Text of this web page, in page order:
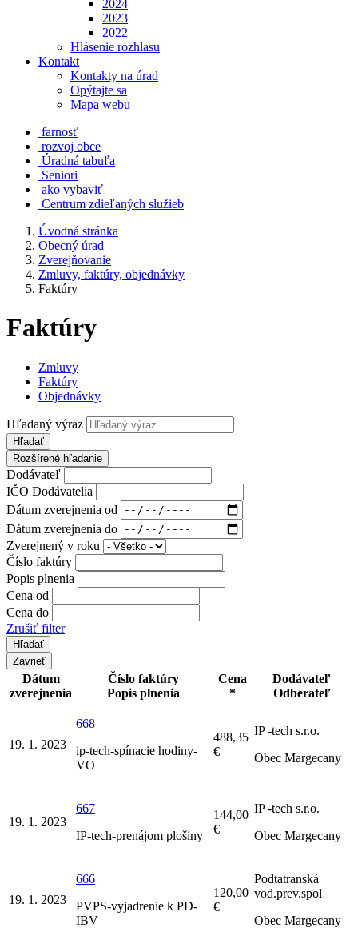
2024
2023
2022
Hlásenie rozhlasu
Kontakt
Kontakty na úrad
Opýtajte sa
Mapa webu
farnosť
rozvoj obce
Úradná tabuľa
Seniori
ako vybaviť
Centrum zdieľaných služieb
Úvodná stránka
Obecný úrad
Zverejňovanie
Zmluvy, faktúry, objednávky
Faktúry
Faktúry
Zmluvy
Faktúry
Objednávky
Hľadaný výraz
Hľadať
Rozšírené hľadanie
Dodávateľ
IČO Dodávatelia
Dátum zverejnenia od
Dátum zverejnenia do
Zverejnený v roku
Číslo faktúry
Popis plnenia
Cena od
Cena do
Zrušiť filter
Zavrieť
Dátum
zverejnenia
Číslo faktúry
Popis plnenia
Cena
*
Dodávateľ
Odberateľ
19. 1. 2023
668
ip-tech-spínacie hodiny-
VO
488,35
€
IP -tech s.r.o.
Obec Margecany
19. 1. 2023
667
IP-tech-prenájom plošiny
144,00
€
IP -tech s.r.o.
Obec Margecany
19. 1. 2023
666
PVPS-vyjadrenie k PD-
IBV
120,00
€
Podtatranská
vod.prev.spol
Obec Margecany